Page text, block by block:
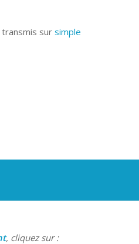
transmis sursimple
, cliquez sur :